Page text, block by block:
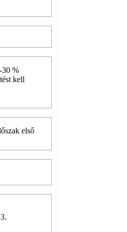
30 %
kell
első